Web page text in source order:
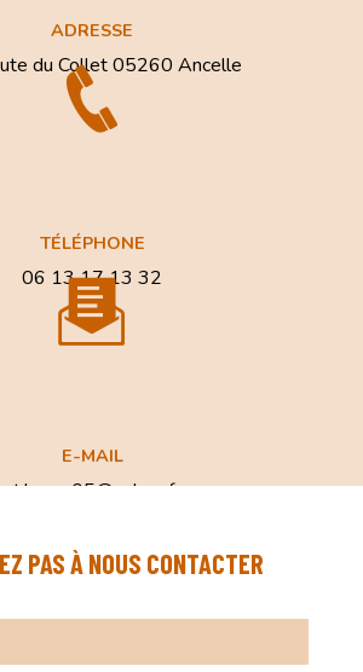
ADRESSE
du Collet05260 Ancelle
TÉLÉPHONE
06 13 17 13 32
E-MAIL
at.home05@yahoo.fr
PAS À NOUS CONTACTER